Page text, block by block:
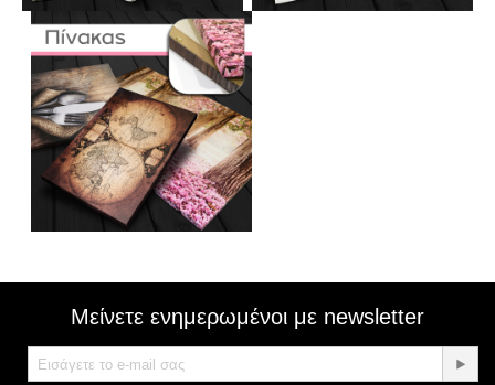
Μείνετε ενημερωμένοι με newsletter